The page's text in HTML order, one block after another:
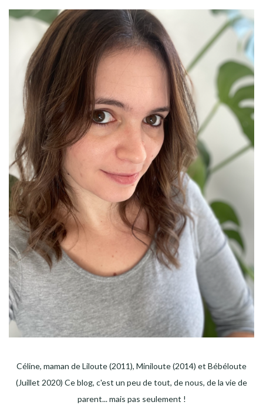
Céline, maman de Liloute (2011), Miniloute (2014) et Bébéloute
(Juillet 2020) Ce blog, c'est un peu de tout, de nous, de la vie de
parent... mais pas seulement !